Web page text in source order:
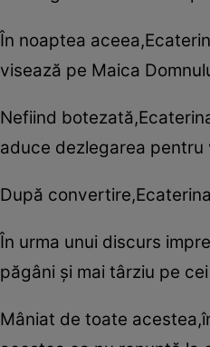
În noaptea
visează pe Maica
Nefiind
aduce dezlegarea
După
În urma unui discurs
păgâni şi mai târziu pe
Mâniat de toate